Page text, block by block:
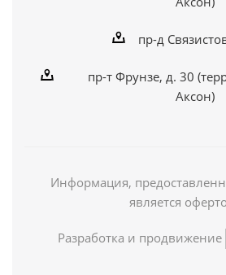
пр-д
пр-т Фрунзе, д. 30
Аксон)
Информация,
является
Разработка и продвижение